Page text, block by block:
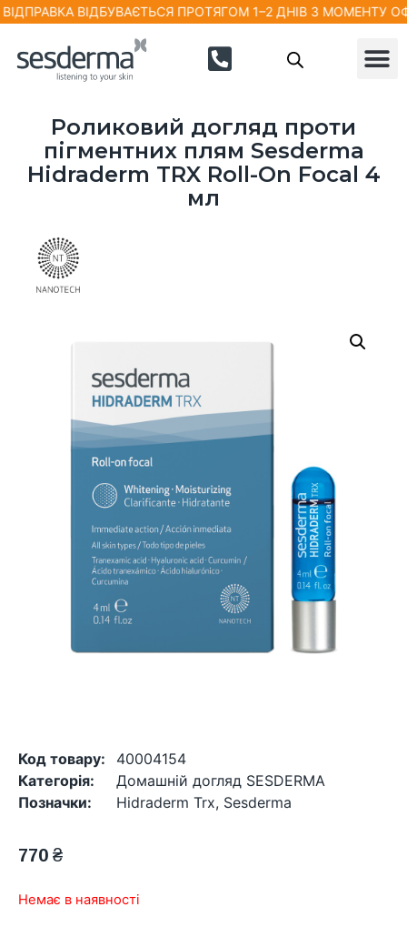
ВІДБУВАЄТЬСЯ ПРОТЯГОМ 1–2 ДНІВ З МОМЕНТУ
Роликовий догляд проти
пігментних плям Sesderma
Hidraderm TRX Roll-On Focal 4
мл
Код товару:
40004154
Категорія:
Домашній догляд SESDERMA
Позначки:
Hidraderm Trx, Sesderma
770₴
Немає в наявності